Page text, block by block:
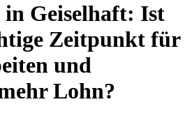
in Geiselhaft: Ist
Zeitpunkt für
und
Lohn?